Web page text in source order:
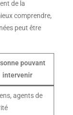
de la
comprendre,
peut être
pouvant
intervenir
agents de